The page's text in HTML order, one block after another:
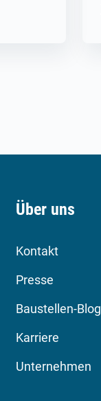
Über uns
Kontakt
Presse
Baustellen-Blog
Karriere
Unternehmen